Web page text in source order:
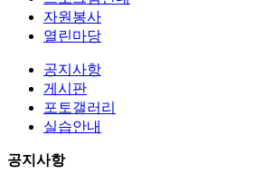
자원봉사
열린마당
공지사항
게시판
포토갤러리
실습안내
공지사항